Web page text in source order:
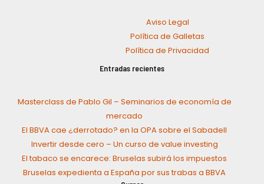
Aviso Legal
Política de Galletas
Política de Privacidad
Entradas recientes
Masterclass de Pablo Gil – Seminarios de economía de
mercado
El BBVA cae ¿derrotado? en la OPA sobre el Sabadell
Invertir desde cero – Un curso de value investing
El tabaco se encarece: Bruselas subirá los impuestos
Bruselas expedienta a España por sus trabas a BBVA